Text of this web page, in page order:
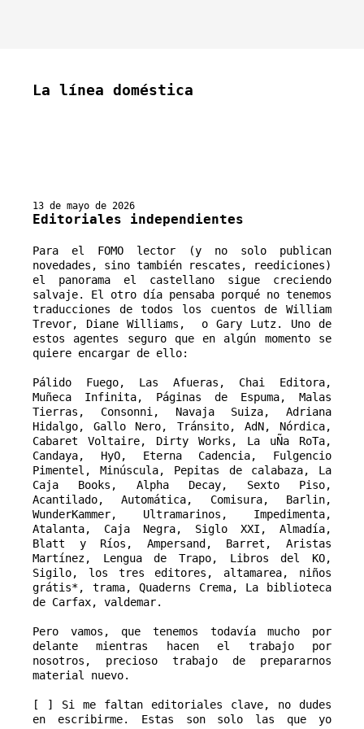
La línea doméstica
13 de mayo de 2026
Editoriales independientes
Para el FOMO lector (y no solo publican
novedades, sino también rescates, reediciones)
el panorama el castellano sigue creciendo
salvaje. El otro día pensaba porqué no tenemos
traducciones de todos los cuentos de William
Trevor, Diane Williams,  o Gary Lutz. Uno de
estos agentes seguro que en algún momento se
quiere encargar de ello:
Pálido Fuego, Las Afueras, Chai Editora,
Muñeca Infinita, Páginas de Espuma, Malas
Tierras, Consonni, Navaja Suiza, Adriana
Hidalgo, Gallo Nero, Tránsito, AdN, Nórdica,
Cabaret Voltaire, Dirty Works, La uÑa RoTa,
Candaya, HyO, Eterna Cadencia, Fulgencio
Pimentel, Minúscula, Pepitas de calabaza, La
Caja Books, Alpha Decay, Sexto Piso,
Acantilado, Automática, Comisura, Barlin,
WunderKammer, Ultramarinos, Impedimenta,
Atalanta, Caja Negra, Siglo XXI, Almadía,
Blatt y Ríos, Ampersand, Barret, Aristas
Martínez, Lengua de Trapo, Libros del KO,
Sigilo, los tres editores, altamarea, niños
grátis*, trama, Quaderns Crema, La biblioteca
de Carfax, valdemar.
Pero vamos, que tenemos todavía mucho por
delante mientras hacen el trabajo por
nosotros, precioso trabajo de prepararnos
material nuevo.
[ ] Si me faltan editoriales clave, no dudes
en escribirme. Estas son solo las que yo